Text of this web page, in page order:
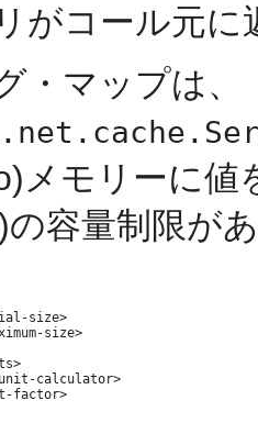
がコール元
・マップは、
メモリーに値
容量制限が
size>
size>
calculator>
factor>